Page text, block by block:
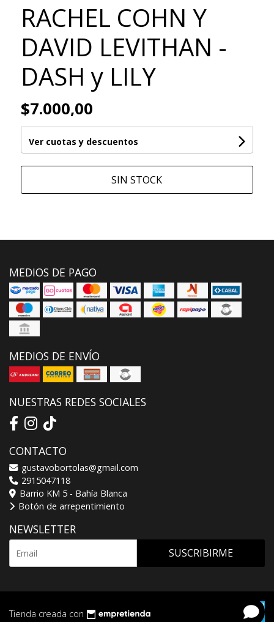
RACHEL COHN Y
DAVID LEVITHAN -
DASH y LILY
$7.000,00
Ver cuotas y descuentos
SIN STOCK
MEDIOS DE PAGO
MEDIOS DE ENVÍO
NUESTRAS REDES SOCIALES
CONTACTO
gustavobortolas@gmail.com
2915047118
Barrio KM 5 - Bahía Blanca
Botón de arrepentimiento
NEWSLETTER
SUSCRIBIRME
Tienda creada con